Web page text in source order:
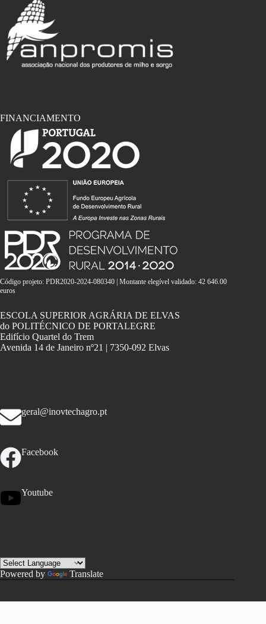
FINANCIAMENTO
Código projeto: PDR2020-2024-080340 | Montante elegível validado: 42 646.00
euros
ESCOLA SUPERIOR AGRÁRIA DE ELVAS
do POLITÉCNICO DE PORTALEGRE
Edifício Quartel do Trem
Avenida 14 de Janeiro nº21 | 7350-092 Elvas
geral@inovtechagro.pt
Facebook
Youtube
Powered by
Translate